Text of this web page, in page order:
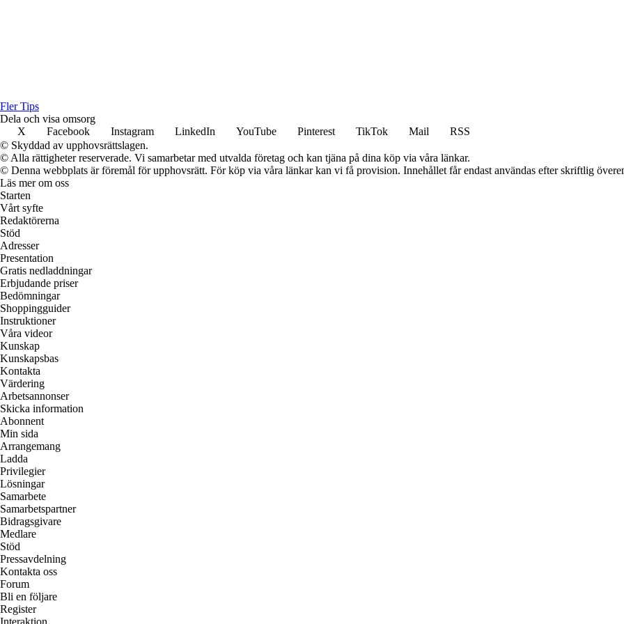
Fler Tips
Dela och visa omsorg
X
Facebook Instagram LinkedIn YouTube Pinterest TikTok Mail
RSS
© Skyddad av upphovsrättslagen.
© Alla rättigheter reserverade. Vi samarbetar med utvalda företag och kan tjäna på dina köp via våra länkar.
© Denna webbplats är föremål för upphovsrätt. För köp via våra länkar kan vi få provision. Innehållet får endast användas efter skriftlig
Läs mer om oss
Starten
Vårt syfte
Redaktörerna
Stöd
Adresser
Presentation
Gratis nedladdningar
Erbjudande priser
Bedömningar
Shoppingguider
Instruktioner
Våra videor
Kunskap
Kunskapsbas
Kontakta
Värdering
Arbetsannonser
Skicka information
Abonnent
Min sida
Arrangemang
Ladda
Privilegier
Lösningar
Samarbete
Samarbetspartner
Bidragsgivare
Medlare
Stöd
Pressavdelning
Kontakta oss
Forum
Bli en följare
Register
Interaktion